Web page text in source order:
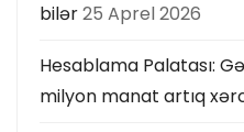
bilər25 Aprel 2026
Hesablama Palatası:
milyon manat artıq